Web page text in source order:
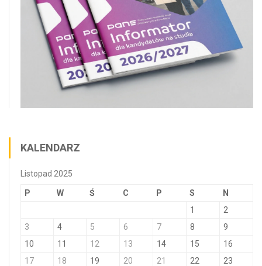
KALENDARZ
Listopad 2025
P W Ś C P S N
1
2
3
4 5 6 7 8
9
10
11 12 13 14 15
16
17
18 19 20 21 22
23